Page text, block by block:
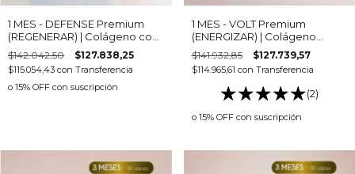
1 MES - DEFENSE Premium
(REGENERAR) | Colágeno con
22 activos: Vitaminas,
Minerales y Omega 3 para
Sistema Inmune,
Regeneración y
$142.042,50 $127.838,25
$115.054,43 con Transferencia
o 15% OFF con suscripción
1 MES - VOLT Premium
(ENERGIZAR) | Colágeno
Bebible con Ginseng, Guaraná
y Ginkgo Biloba para Energía,
Vitalidad y Rendimiento
$141.932,85 $127.739,57
$114.965,61 con Transferencia
(2)
o 15% OFF con suscripción